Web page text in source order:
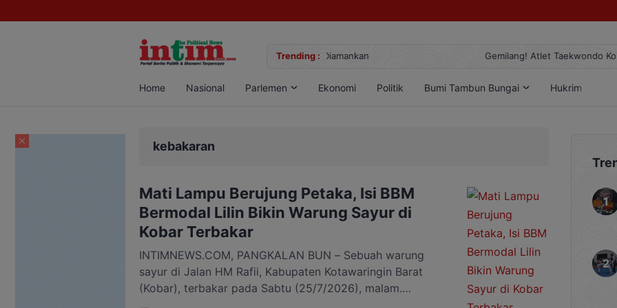
Trending :
Sabu di Pangkalan Bun, Dua Pelaku Diamankan Gemilang! Atlet Taekwondo Kobar Panen 89 Medali di Ajang
Home Nasional Parlemen Ekonomi Politik Bumi Tambun Bungai Hukrim
kebakaran
Mati Lampu Berujung Petaka, Isi BBM
Bermodal Lilin Bikin Warung Sayur di
Kobar Terbakar
INTIMNEWS.COM, PANGKALAN BUN – Sebuah warung
sayur di Jalan HM Rafii, Kabupaten Kotawaringin Barat
(Kobar), terbakar pada Sabtu (25/7/2026), malam.
Kebakaran diduga terjadi saat pengisian bahan bakar